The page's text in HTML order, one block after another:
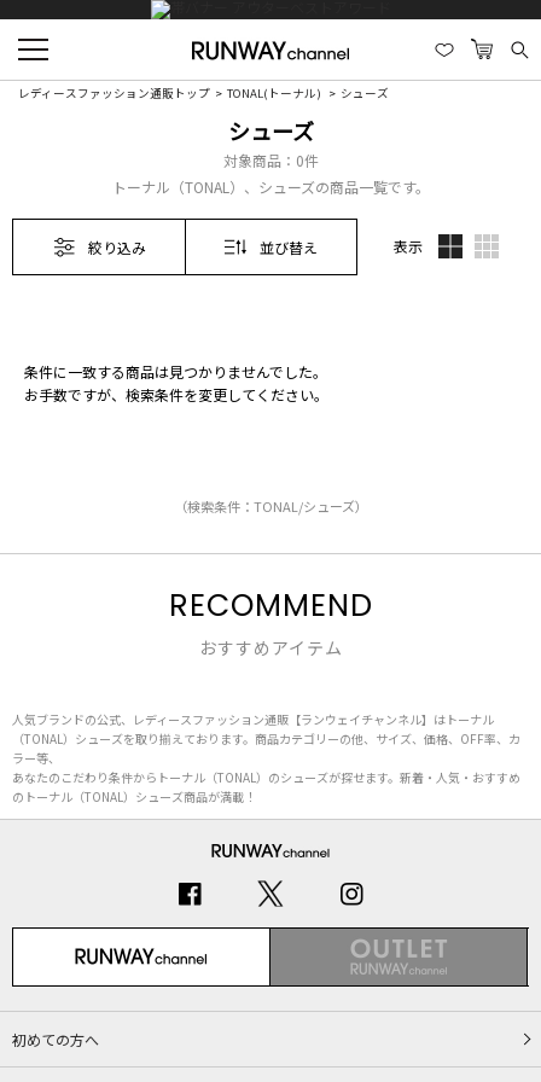
レディースファッション通販トップ TONAL(トーナル) シューズ
シューズ
対象商品： 0件
トーナル（TONAL）、シューズの商品一覧です。
絞り込み 並び替え 表示
条件に一致する商品は見つかりませんでした。
お手数ですが、検索条件を変更してください。
（検索条件：TONAL/シューズ）
RECOMMEND
おすすめアイテム
人気ブランドの公式、レディースファッション通販【ランウェイチャンネル】はトーナル
（TONAL）シューズを取り揃えております。商品カテゴリーの他、サイズ、価格、OFF率、カ
ラー等、
あなたのこだわり条件からトーナル（TONAL）のシューズが探せます。新着・人気・おすすめ
のトーナル（TONAL）シューズ商品が満載！
初めての方へ